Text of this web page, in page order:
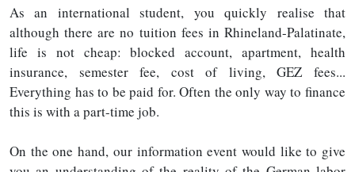
As an international student, you quickly realise that
although there are no tuition fees in Rhineland-Palatinate,
life is not cheap: blocked account, apartment, health
insurance, semester fee, cost of living, GEZ fees...
Everything has to be paid for. Often the only way to finance
this is with a part-time job.
On the one hand, our information event would like to give